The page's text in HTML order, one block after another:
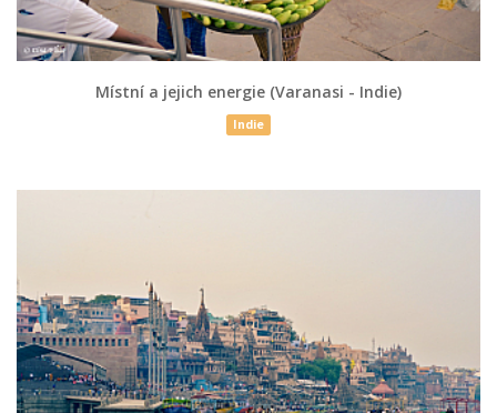
Místní a jejich energie (Varanasi - Indie)
Indie